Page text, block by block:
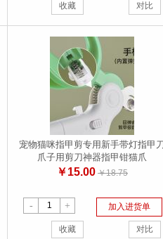
收藏 对比
宠物猫咪指甲剪专用新手带灯指甲
爪子用剪刀神器指甲钳猫爪
￥15.00 ￥18.75
- + 加入进货单
收藏 对比